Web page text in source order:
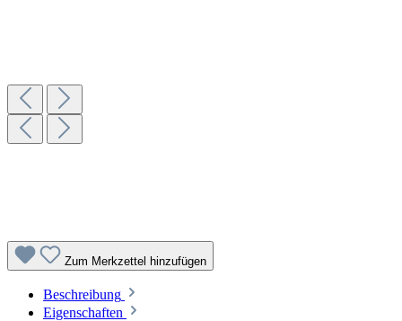
Zum Merkzettel hinzufügen
Beschreibung
Eigenschaften